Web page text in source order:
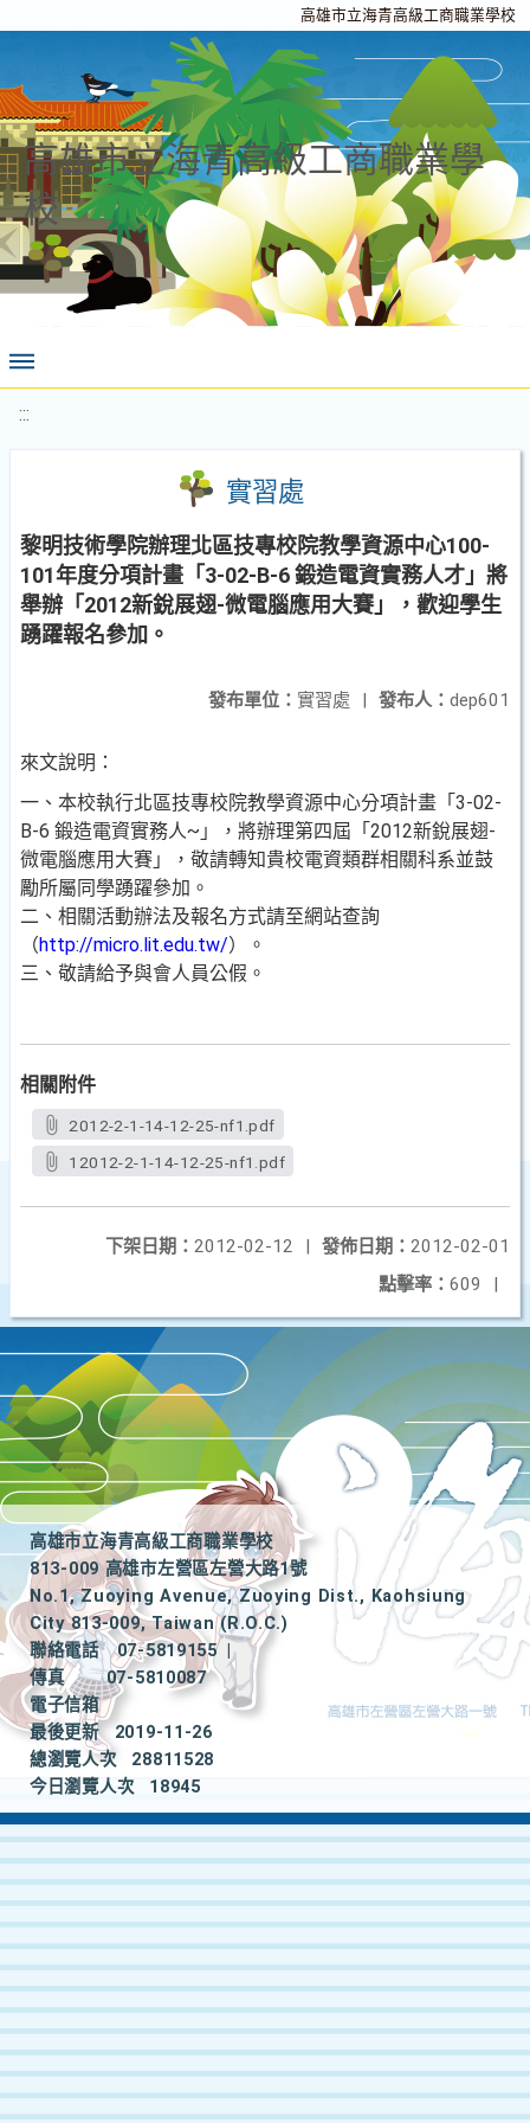
高雄市立海青高級工商職業學校
高雄市立海青高級工商職業學
校
:::
實習處
黎明技術學院辦理北區技專校院教學資源中心100-
101年度分項計畫「3-02-B-6 鍛造電資實務人才」將
舉辦「2012新銳展翅-微電腦應用大賽」，歡迎學生
踴躍報名參加。
發布人： dep601
發布單位： 實習處 |
來文說明：
一、本校執行北區技專校院教學資源中心分項計畫「3-02-
B-6 鍛造電資實務人~」，將辦理第四屆「2012新銳展翅-
微電腦應用大賽」，敬請轉知貴校電資類群相關科系並鼓
勵所屬同學踴躍參加。
二、相關活動辦法及報名方式請至網站查詢
（http://micro.lit.edu.tw/）。
三、敬請給予與會人員公假。
相關附件
2012-2-1-14-12-25-nf1.pdf
12012-2-1-14-12-25-nf1.pdf
發佈日期： 2012-02-01
下架日期： 2012-02-12
|
點擊率： 609 |
高雄市立海青高級工商職業學校
813-009 高雄市左營區左營大路1號
No.1, Zuoying Avenue, Zuoying Dist., Kaohsiung
City 813-009, Taiwan (R.O.C.)
聯絡電話
07-5819155
|
傳真
07-5810087
電子信箱
最後更新
2019-11-26
總瀏覽人次
28811528
今日瀏覽人次
18945